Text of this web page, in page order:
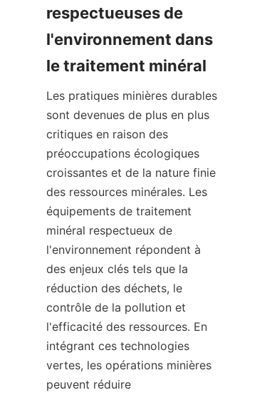
respectueuses de
l'environnement dans
Les pratiques minières durables
sont devenues de plus en plus
critiques en raison des
préoccupations écologiques
croissantes et de la nature finie
des ressources minérales. Les
équipements de traitement
minéral respectueux de
l'environnement répondent à
des enjeux clés tels que la
réduction des déchets, le
contrôle de la pollution et
l'efficacité des ressources. En
intégrant ces technologies
vertes, les opérations minières
peuvent réduire